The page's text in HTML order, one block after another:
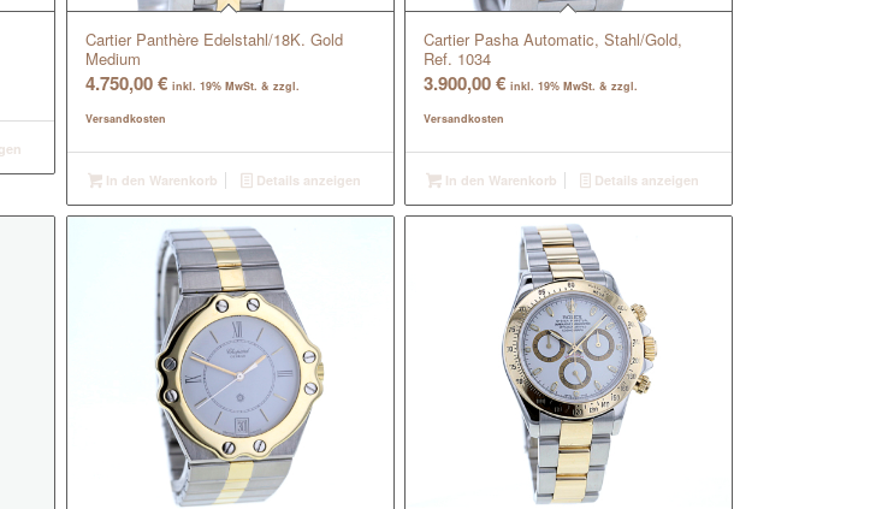
Cartier Panthère Edelstahl/18K. Gold
Medium
4.750,00€ inkl. 19% MwSt. & zzgl.
Versandkosten
In den Warenkorb Details anzeigen
Cartier Pasha Automatic, Stahl/Gold,
Ref. 1034
3.900,00€ inkl. 19% MwSt. & zzgl.
Versandkosten
In den Warenkorb Details anzeigen